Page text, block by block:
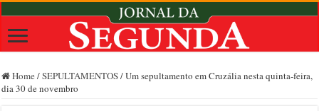
Home /SEPULTAMENTOS/Um sepultamento em Cruzália nesta quinta-feira,
dia 30 de novembro